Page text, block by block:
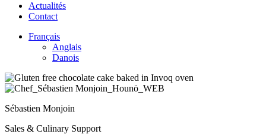
Actualités
Contact
Français
Anglais
Danois
Sébastien Monjoin
Sales & Culinary Support